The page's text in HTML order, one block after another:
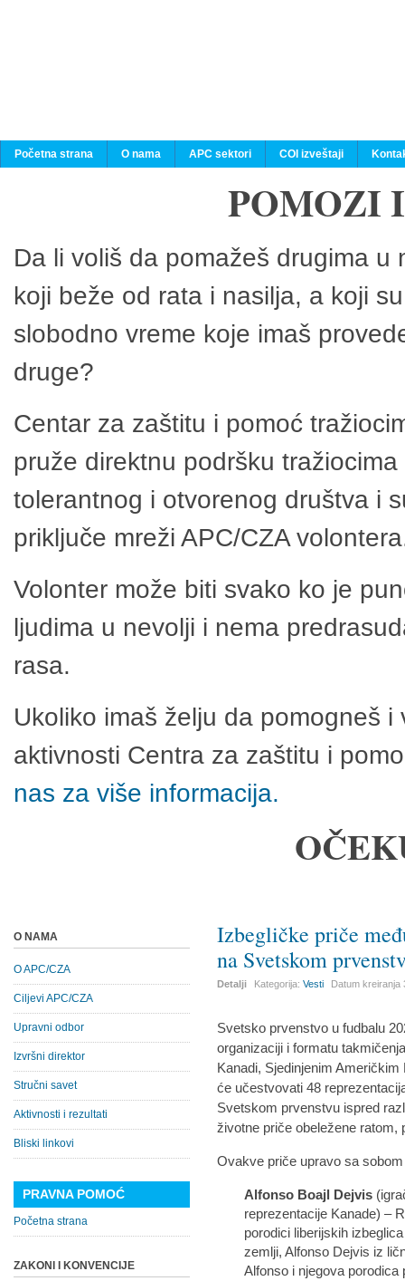
Početna strana O nama APC sektori COI izveštaji
POMOZI
Da li voliš da pomažeš drugima
koji beže od rata i nasilja, a koji
slobodno vreme koje imaš
druge?
Centar za zaštitu i pomoć
pruže direktnu podršku
tolerantnog i otvorenog društva i
priključe mreži APC/CZA
Volonter može biti svako ko je
ljudima u nevolji i nema
rasa.
Ukoliko imaš želju da pomogneš
aktivnosti Centra za zaštitu i
nas za više informacija.
Izbegličke priče
na Svetskom
Detalji Kategorija:Vesti Datum kreiranja
Svetsko prvenstvo u fudbalu
organizaciji i formatu
Kanadi, Sjedinjenim
će učestvovati 48
Svetskom prvenstvu ispred
životne priče obeležene ratom,
Ovakve priče upravo sa
Alfonso Boajl Dejvis
reprezentacije Kanade) –
porodici liberijskih
zemlji, Alfonso Dejvis iz
Alfonso i njegova
O NAMA
O APC/CZA
Ciljevi APC/CZA
Upravni odbor
Izvršni direktor
Stručni savet
Aktivnosti i rezultati
Bliski linkovi
PRAVNA POMOĆ
Početna strana
ZAKONI I KONVENCIJE